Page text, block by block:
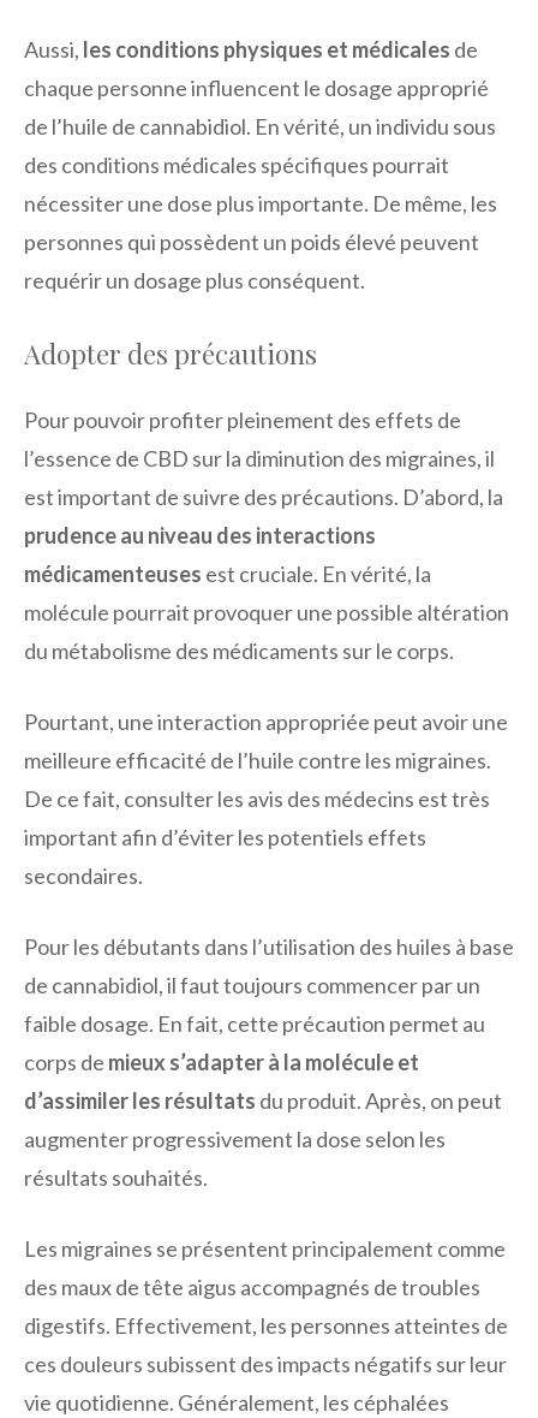
Aussi, les conditions physiques et médicales de
chaque personne influencent le dosage approprié
de l’huile de cannabidiol. En vérité, un individu sous
des conditions médicales spécifiques pourrait
nécessiter une dose plus importante. De même, les
personnes qui possèdent un poids élevé peuvent
requérir un dosage plus conséquent.
Adopter des précautions
Pour pouvoir profiter pleinement des effets de
l’essence de CBD sur la diminution des migraines, il
est important de suivre des précautions. D’abord, la
prudence au niveau des interactions
médicamenteuses est cruciale. En vérité, la
molécule pourrait provoquer une possible altération
du métabolisme des médicaments sur le corps.
Pourtant, une interaction appropriée peut avoir une
meilleure efficacité de l’huile contre les migraines.
De ce fait, consulter les avis des médecins est très
important afin d’éviter les potentiels effets
secondaires.
Pour les débutants dans l’utilisation des huiles à base
de cannabidiol, il faut toujours commencer par un
faible dosage. En fait, cette précaution permet au
corps de mieux s’adapter à la molécule et
d’assimiler les résultats du produit. Après, on peut
augmenter progressivement la dose selon les
résultats souhaités.
Les migraines se présentent principalement comme
des maux de tête aigus accompagnés de troubles
digestifs. Effectivement, les personnes atteintes de
ces douleurs subissent des impacts négatifs sur leur
vie quotidienne. Généralement, les céphalées